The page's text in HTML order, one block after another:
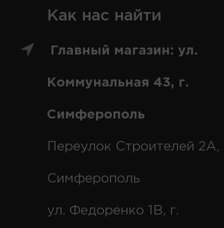
Как нас найти
Главный магазин: ул.
Коммунальная 43, г.
Симферополь
Переулок Строителей 2А,
Симферополь
ул. Федоренко 1В, г.